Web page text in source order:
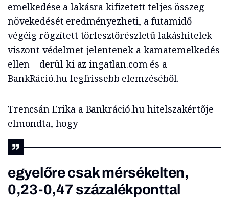
emelkedése a lakásra kifizetett teljes összeg
növekedését eredményezheti, a futamidő
végéig rögzített törlesztőrészletű lakáshitelek
viszont védelmet jelentenek a kamatemelkedés
ellen – derül ki az ingatlan.com és a
BankRáció.hu legfrissebb elemzéséből.
Trencsán Erika a Bankráció.hu hitelszakértője
elmondta, hogy
egyelőre csak mérsékelten,
0,23-0,47 százalékponttal